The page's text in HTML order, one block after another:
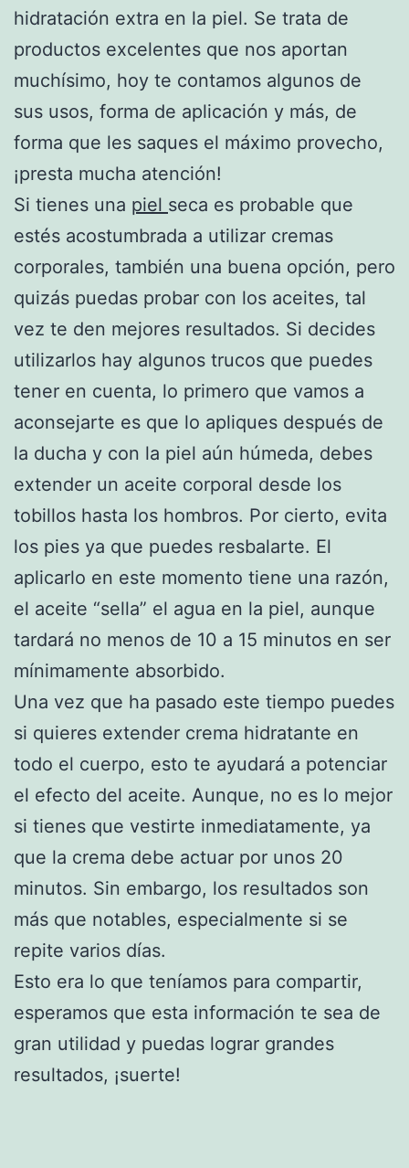
hidratación extra en la piel. Se trata de
productos excelentes que nos aportan
muchísimo, hoy te contamos algunos de
sus usos, forma de aplicación y más, de
forma que les saques el máximo provecho,
¡presta mucha atención!
Si tienes una piel seca es probable que
estés acostumbrada a utilizar cremas
corporales, también una buena opción, pero
quizás puedas probar con los aceites, tal
vez te den mejores resultados. Si decides
utilizarlos hay algunos trucos que puedes
tener en cuenta, lo primero que vamos a
aconsejarte es que lo apliques después de
la ducha y con la piel aún húmeda, debes
extender un aceite corporal desde los
tobillos hasta los hombros. Por cierto, evita
los pies ya que puedes resbalarte. El
aplicarlo en este momento tiene una razón,
el aceite “sella” el agua en la piel, aunque
tardará no menos de 10 a 15 minutos en ser
mínimamente absorbido.
Una vez que ha pasado este tiempo puedes
si quieres extender crema hidratante en
todo el cuerpo, esto te ayudará a potenciar
el efecto del aceite. Aunque, no es lo mejor
si tienes que vestirte inmediatamente, ya
que la crema debe actuar por unos 20
minutos. Sin embargo, los resultados son
más que notables, especialmente si se
repite varios días.
Esto era lo que teníamos para compartir,
esperamos que esta información te sea de
gran utilidad y puedas lograr grandes
resultados, ¡suerte!